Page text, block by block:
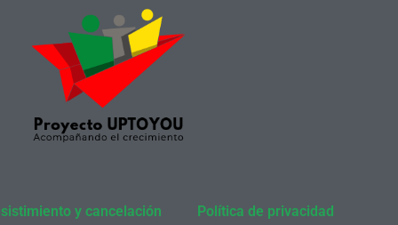
y cancelación Política de privacidad